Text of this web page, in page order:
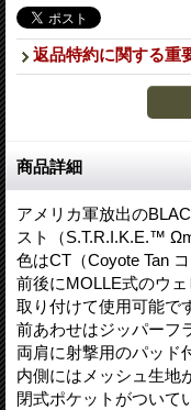
返品特約に関する重
商品詳細
アメリカ軍放出の
スト（S.T.R.I.K.E.™
色はCT（Coyote Tan
前後にMOLLE式のウ
取り付けて使用可能で
前あわせはジッパーフ
両肩に射撃用のパッド
内側にはメッシュ生地
閉式ポケットがついて